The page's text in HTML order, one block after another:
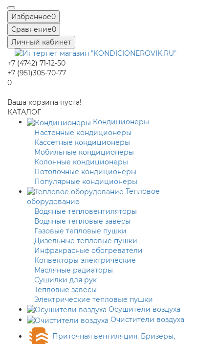
Избранное0
Сравнение0
Личный кабинет
+7 (4742) 71-12-50
+7 (951)305-70-77
0
Ваша корзина пуста!
КАТАЛОГ
Кондиционеры
Настенные кондиционеры
Кассетные кондиционеры
Мобильные кондиционеры
Колонные кондиционеры
Потолочные кондиционеры
Популярные кондиционеры
Тепловое
оборудование
Водяные тепловентиляторы
Водяные тепловые завесы
Газовые тепловые пушки
Дизельные тепловые пушки
Инфракрасные обогреватели
Конвекторы электрические
Масляные радиаторы
Сушилки для рук
Тепловые завесы
Электрические тепловые пушки
Осушители воздуха
Очистители воздуха
Приточная вентиляция, Бризеры,